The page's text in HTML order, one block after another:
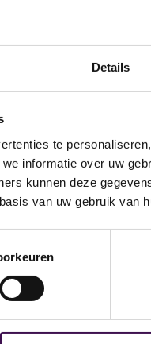
Details
te
informatie over uw
kunnen deze
van uw gebruik van
én jezelf wil
ons